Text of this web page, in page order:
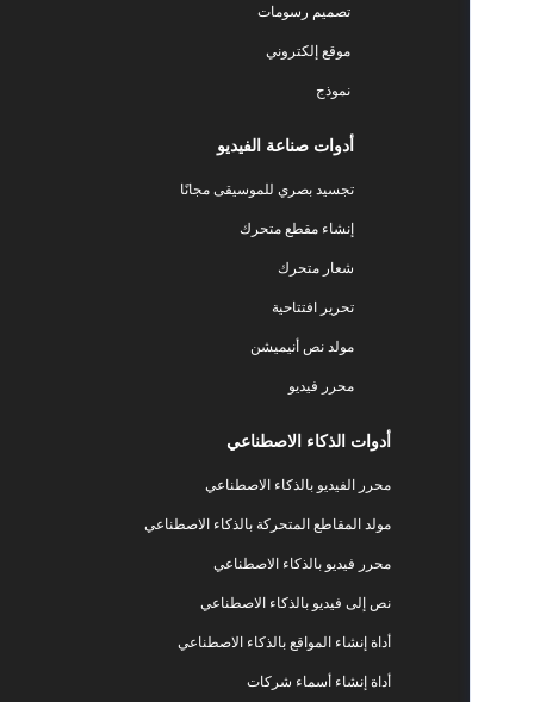
تصميم رسومات
موقع إلكتروني
أدوات صناعة الفيديو
تجسيد بصري للموسيقى مجانًا
إنشاء مقطع متحرك
شعار متحرك
تحرير افتتاحية
مولد نص أنيميشن
محرر فيديو
أدوات الذكاء الاصطناعي
محرر الفيديو بالذكاء الاصطناعي
مولد المقاطع المتحركة بالذكاء الاصطناعي
محرر فيديو بالذكاء الاصطناعي
نص إلى فيديو بالذكاء الاصطناعي
أداة إنشاء المواقع بالذكاء الاصطناعي
أداة إنشاء أسماء شركات